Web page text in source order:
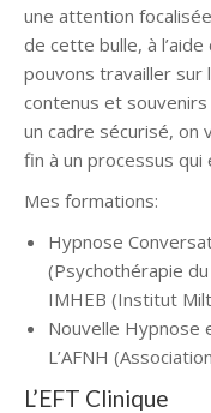
une attention
de cette bulle, à
pouvons travailler sur
contenus et souvenirs
un cadre sécurisé, on
fin à un processus
Mes formations:
Hypnose
(Psychothérapie
IMHEB (Institut
Nouvelle Hypnose
L’AFNH
L’EFT Clinique